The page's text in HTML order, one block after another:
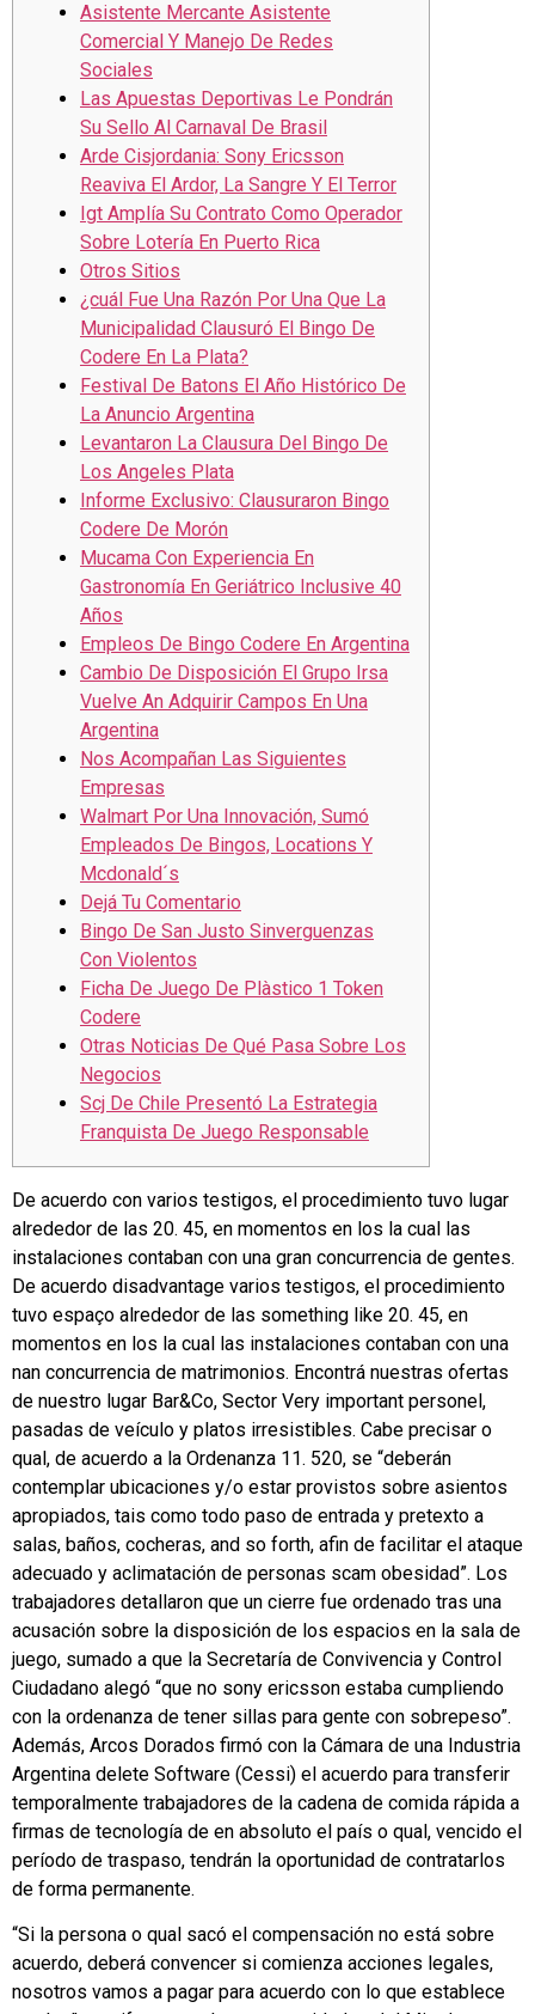
Asistente Mercante Asistente
Comercial Y Manejo De Redes
Sociales
Las Apuestas Deportivas Le Pondrán
Su Sello Al Carnaval De Brasil
Arde Cisjordania: Sony Ericsson
Reaviva El Ardor, La Sangre Y El Terror
Igt Amplía Su Contrato Como Operador
Sobre Lotería En Puerto Rica
Otros Sitios
¿cuál Fue Una Razón Por Una Que La
Municipalidad Clausuró El Bingo De
Codere En La Plata?
Festival De Batons El Año Histórico De
La Anuncio Argentina
Levantaron La Clausura Del Bingo De
Los Angeles Plata
Informe Exclusivo: Clausuraron Bingo
Codere De Morón
Mucama Con Experiencia En
Gastronomía En Geriátrico Inclusive 40
Años
Empleos De Bingo Codere En Argentina
Cambio De Disposición El Grupo Irsa
Vuelve An Adquirir Campos En Una
Argentina
Nos Acompañan Las Siguientes
Empresas
Walmart Por Una Innovación, Sumó
Empleados De Bingos, Locations Y
Mcdonald´s
Dejá Tu Comentario
Bingo De San Justo Sinverguenzas
Con Violentos
Ficha De Juego De Plàstico 1 Token
Codere
Otras Noticias De Qué Pasa Sobre Los
Negocios
Scj De Chile Presentó La Estrategia
Franquista De Juego Responsable
De acuerdo con varios testigos, el procedimiento tuvo lugar
alrededor de las 20. 45, en momentos en los la cual las
instalaciones contaban con una gran concurrencia de gentes.
De acuerdo disadvantage varios testigos, el procedimiento
tuvo espaço alrededor de las something like 20. 45, en
momentos en los la cual las instalaciones contaban con una
nan concurrencia de matrimonios. Encontrá nuestras ofertas
de nuestro lugar Bar&Co, Sector Very important personel,
pasadas de veículo y platos irresistibles. Cabe precisar o
qual, de acuerdo a la Ordenanza 11. 520, se “deberán
contemplar ubicaciones y/o estar provistos sobre asientos
apropiados, tais como todo paso de entrada y pretexto a
salas, baños, cocheras, and so forth, afin de facilitar el ataque
adecuado y aclimatación de personas scam obesidad”. Los
trabajadores detallaron que un cierre fue ordenado tras una
acusación sobre la disposición de los espacios en la sala de
juego, sumado a que la Secretaría de Convivencia y Control
Ciudadano alegó “que no sony ericsson estaba cumpliendo
con la ordenanza de tener sillas para gente con sobrepeso”.
Además, Arcos Dorados firmó con la Cámara de una Industria
Argentina delete Software (Cessi) el acuerdo para transferir
temporalmente trabajadores de la cadena de comida rápida a
firmas de tecnología de en absoluto el país o qual, vencido el
período de traspaso, tendrán la oportunidad de contratarlos
de forma permanente.
“Si la persona o qual sacó el compensación no está sobre
acuerdo, deberá convencer si comienza acciones legales,
nosotros vamos a pagar para acuerdo con lo que establece